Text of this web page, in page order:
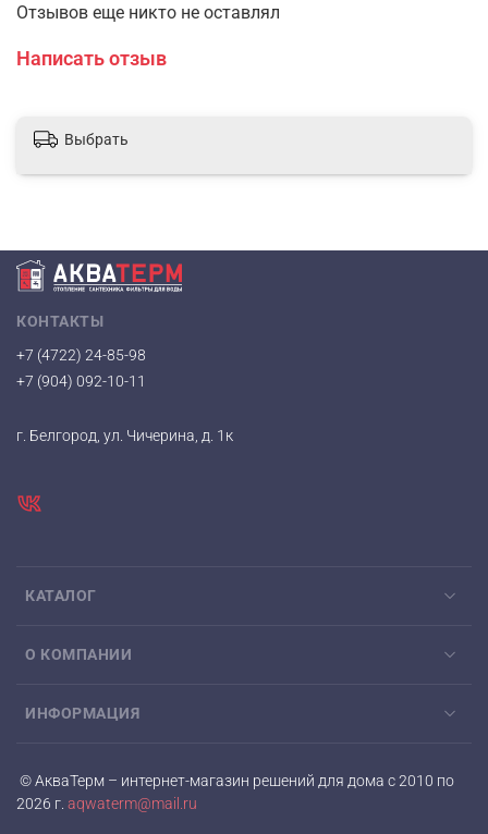
Отзывов еще никто не оставлял
Написать отзыв
Выбрать
КАТАЛОГ
О КОМПАНИИ
ИНФОРМАЦИЯ
КОНТАКТЫ
+7 (4722) 24-85-98
+7 (904) 092-10-11
г. Белгород, ул. Чичерина, д. 1к
© АкваТерм – интернет-магазин решений для дома с 2010 по
2026 г. aqwaterm@mail.ru